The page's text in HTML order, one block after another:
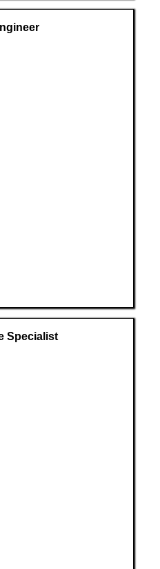
Specialist